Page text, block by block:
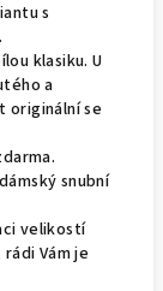
s
klasiku. U
a
originální se
snubní
velikostí
Vám je